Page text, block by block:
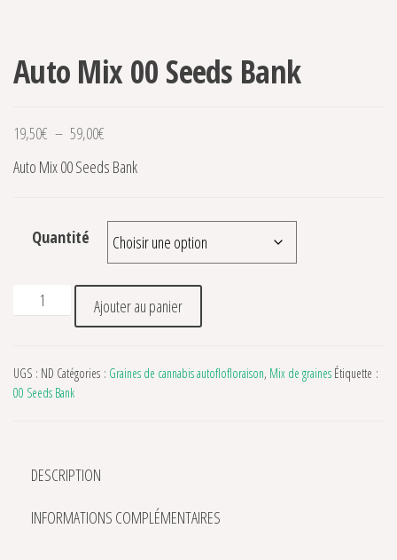
Auto Mix 00 Seeds Bank
19,50€ – 59,00€
Auto Mix 00 Seeds Bank
Quantité
quantité de Auto Mix 00 Seeds Bank
Ajouter au panier
UGS : ND Catégories : Graines de cannabis autoflofloraison, Mix de graines Étiquette :
00 Seeds Bank
DESCRIPTION
INFORMATIONS COMPLÉMENTAIRES